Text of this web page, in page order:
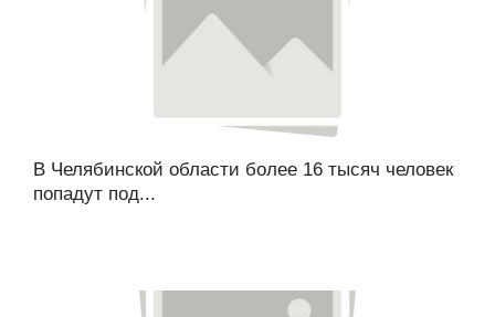
В Челябинской области более 16 тысяч человек
попадут под...